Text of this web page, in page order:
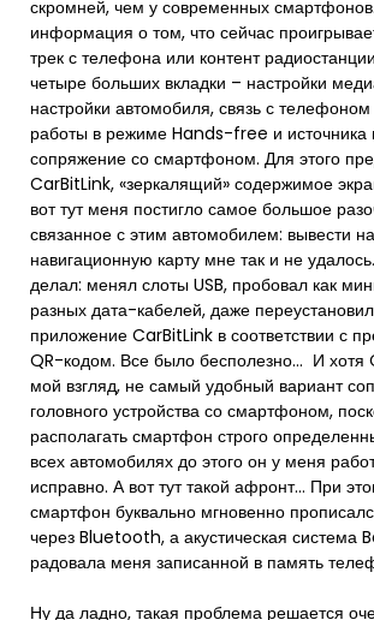
скромней, чем у современных
информация о том, что сейчас
трек с телефона или контент
четыре больших вкладки – настройки
настройки автомобиля, связь с
работы в режиме Hands-free и
сопряжение со смартфоном. Для этого
CarBitLink, «зеркалящий» содержимое
вот тут меня постигло самое большое
связанное с этим автомобилем: вывести
навигационную карту мне так и не
делал: менял слоты USB, пробовал как
разных дата-кабелей, даже
приложение CarBitLink в соответствии с
QR-кодом. Все было бесполезно… И хотя
мой взгляд, не самый удобный вариант
головного устройства со смартфоном,
располагать смартфон строго
всех автомобилях до этого он у меня
исправно. А вот тут такой афронт… При
смартфон буквально мгновенно
через Bluetooth, а акустическая система
радовала меня записанной в память
Ну да ладно, такая проблема решается